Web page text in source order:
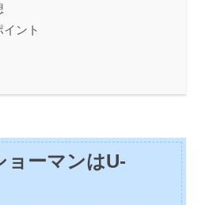
ント
ョーマンはU-